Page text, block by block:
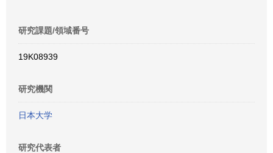
研究課題/領域番号
19K08939
研究機関
日本大学
研究代表者